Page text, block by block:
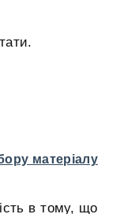
матеріалу
в тому, що